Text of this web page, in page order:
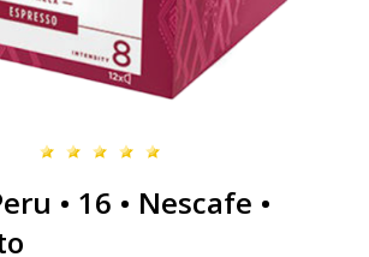
• 16 • Nescafe •